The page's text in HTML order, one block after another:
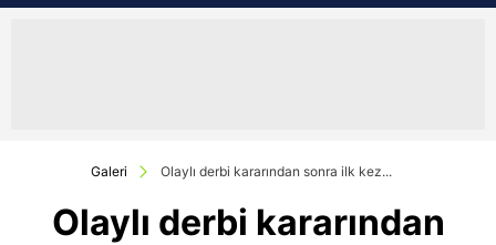
Galeri Olaylı derbi kararından sonra ilk kez...
Olaylı derbi kararından